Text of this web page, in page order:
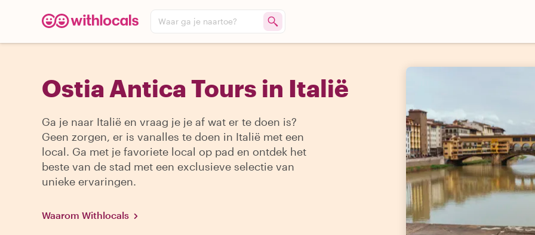
Waar ga je naartoe?
Ostia Antica Tours in Italië
Ga je naar Italië en vraag je je af wat er te doen is?
Geen zorgen, er is vanalles te doen in Italië met een
local. Ga met je favoriete local op pad en ontdek het
beste van de stad met een exclusieve selectie van
unieke ervaringen.
Waarom Withlocals